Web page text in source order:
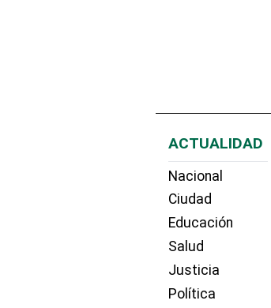
ACTUALIDAD
Nacional
Ciudad
Educación
Salud
Justicia
Política